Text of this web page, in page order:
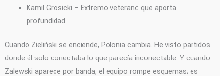
Kamil Grosicki – Extremo veterano que aporta
profundidad.
Cuando Zieliński se enciende, Polonia cambia. He visto partidos
donde él solo conectaba lo que parecía inconectable. Y cuando
Zalewski aparece por banda, el equipo rompe esquemas; es